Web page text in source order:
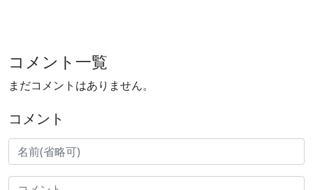
コメント一覧
まだコメントはありません。
コメント